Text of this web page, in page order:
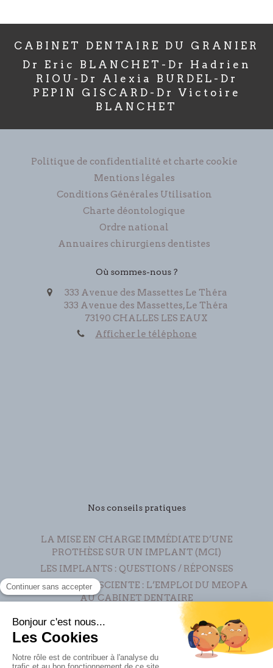
CABINET DENTAIRE DU GRANIER
Dr Eric BLANCHET-Dr Hadrien
RIOU-Dr Alexia BURDEL-Dr
PEPIN GISCARD-Dr Victoire
BLANCHET
Politique de confidentialité et charte cookie
Mentions légales
Conditions Générales Utilisation
Charte déontologique
Ordre national
Annuaires chirurgiens dentistes
Où sommes-nous ?
333 Avenue des Massettes Le Théra
333 Avenue des Massettes, Le Théra
73190 CHALLES LES EAUX
Afficher le téléphone
Nos conseils pratiques
LA MISE EN CHARGE IMMÉDIATE D’UNE
PROTHÈSE SUR UN IMPLANT (MCI)
LES IMPLANTS : QUESTIONS / RÉPONSES
SÉDATION CONSCIENTE : L’EMPLOI DU MEOPA
AU CABINET DENTAIRE
QU'EST-CE QUE LE PRF ?
LA TECHNIQUE INVISALIGN® – ALIGN
RÉPONDRE AUX QUESTIONS DE VOTRE